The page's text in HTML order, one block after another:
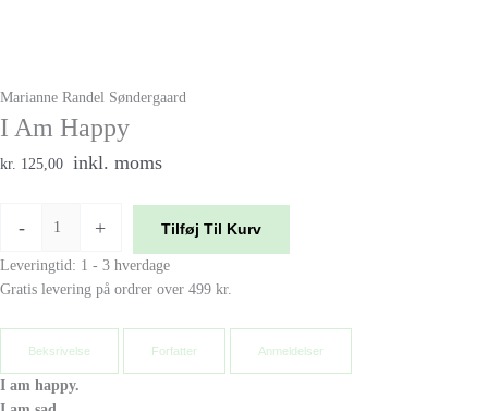
Marianne Randel Søndergaard
I Am Happy
kr. 125,00 inkl. moms
- + Tilføj Til Kurv
Leveringtid: 1 - 3 hverdage
Gratis levering på ordrer over 499 kr.
Beksrivelse Forfatter Anmeldelser
I am happy.